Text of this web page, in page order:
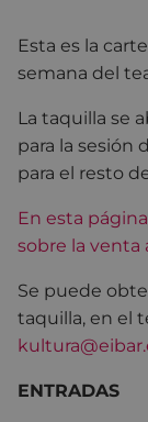
Esta es la
semana del
La taquilla se
para la sesión
para el resto
En esta
sobre la venta
Se puede
taquilla, en el
ENTRADAS